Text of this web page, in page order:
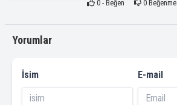
0- Beğen 0 Beğenme
Yorumlar
İsim E-mail